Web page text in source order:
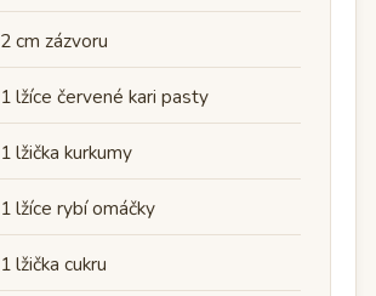
2 cm zázvoru
1 lžíce červené kari pasty
1 lžička kurkumy
1 lžíce rybí omáčky
1 lžička cukru